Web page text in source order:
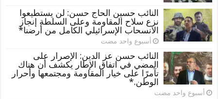
النائب حسين الحاج حسن: لن يستطيعوا
نزع سلاح المقاومة وعلى السلطة إنجاز
الانسحاب الإسرائيلي الكامل من أرضنا*
‏أسبوع واحد مضت
النائب حسن عز الدين: الإصرار على
المضي في اتفاق الإطار يكشف أن هناك
تآمرًا على خيار المقاومة ومجتمعها وأحرار
الوطن.*
‏أسبوع واحد مضت